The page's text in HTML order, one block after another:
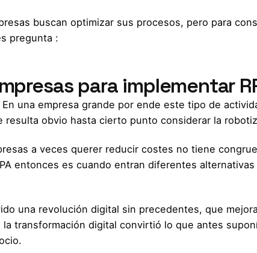
buscan optimizar sus procesos, pero para
pregunta :
para implementar
una empresa grande por ende este tipo de
obvio hasta cierto punto considerar la
a veces querer reducir costes no tiene
entonces es cuando entran diferentes alternativas
una revolución digital sin precedentes, que
transformación digital convirtió lo que antes